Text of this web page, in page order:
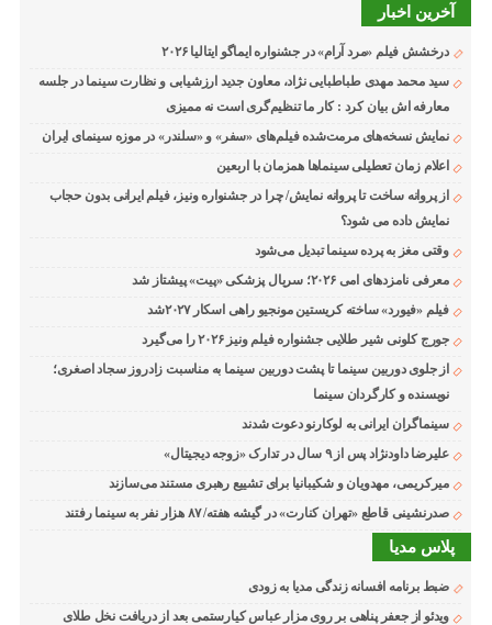
آخرین اخبار
درخشش فیلم «مرد آرام» در جشنواره ایماگو ایتالیا ۲۰۲۶
سید محمد مهدی طباطبایی نژاد، معاون جدید ارزشیابی و نظارت سینما در جلسه
معارفه اش بیان کرد : کار ما تنظیم‌گری است نه ممیزی
نمایش نسخه‌های مرمت‌شده فیلم‌های «سفر» و «سلندر» در موزه سینمای ایران
اعلام زمان تعطیلی سینماها همزمان با اربعین
از پروانه ساخت تا پروانه نمایش/ چرا در جشنواره ونیز، فیلم ایرانی بدون حجاب
نمایش داده می شود؟
وقتی مغز به پرده سینما تبدیل می‌شود
معرفی نامزدهای امی ۲۰۲۶؛ سریال پزشکی «پیت» پیشتاز شد
فیلم «فیورد» ساخته کریستین مونجیو راهی اسکار ۲۰۲۷شد
جورج کلونی شیر طلایی جشنواره فیلم ونیز ۲۰۲۶ را می‌گیرد
از جلوی دوربین سینما تا پشت دوربین سینما به مناسبت زادروز سجاد اصغری؛
نویسنده و کارگردان سینما
سینماگران ایرانی به لوکارنو دعوت شدند
علیرضا داودنژاد پس از ۹ سال در تدارک «زوجه دیجیتال»
میرکریمی، مهدویان و شکیبانیا برای تشییع رهبری مستند می‌سازند
صدرنشینی قاطع «تهران کنارت» در گیشه هفته/ ۸۷ هزار نفر به سینما رفتند
پلاس مدیا
ضبط برنامه افسانه زندگی مدیا به زودی
ویدئو از جعفر پناهی بر روی مزار عباس کیارستمی بعد از دریافت نخل طلای